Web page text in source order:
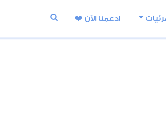
ادعمنا اﻵن ❤️